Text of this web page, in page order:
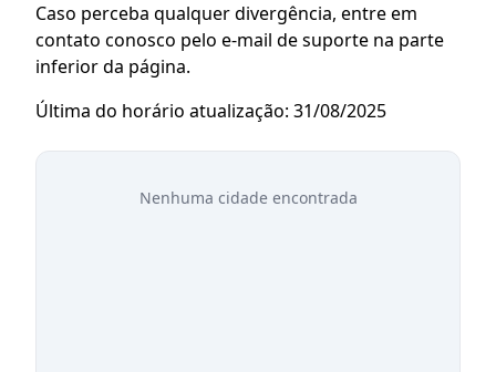
Caso perceba qualquer divergência, entre em
contato conosco pelo e-mail de suporte na parte
inferior da página.
Última do horário atualização: 31/08/2025
Nenhuma cidade encontrada